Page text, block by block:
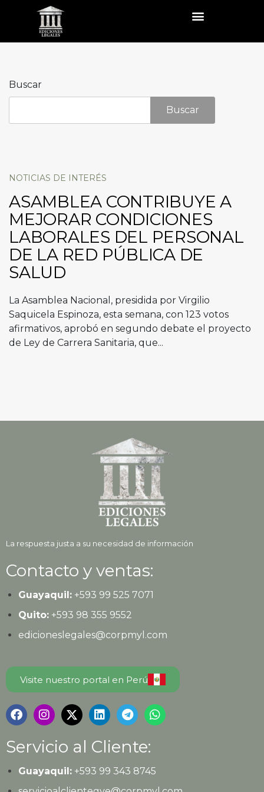
Buscar
Buscar
NOTICIAS DE INTERÉS
ASAMBLEA CONTRIBUYE A
MEJORAR CONDICIONES
LABORALES DEL PERSONAL
DE LA RED PÚBLICA DE
SALUD
La Asamblea Nacional, presidida por Virgilio
Saquicela Espinoza, esta semana, con 123 votos
afirmativos, aprobó en segundo debate el proyecto
de Ley de Carrera Sanitaria, que...
La respuesta justa a su necesidad de información
Contacto y ventas:
Guayaquil:+593 99 525 7071
Quito:+593 98 355 9552
edicioneslegales@corpmyl.com
Visite nuestro portal en Perú
Servicio al Cliente:
Guayaquil:+593 99 343 8745